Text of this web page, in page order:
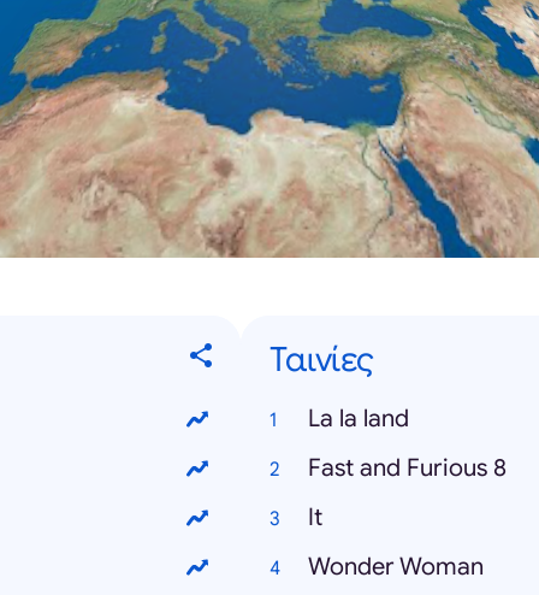
Ταινίες
La la land
Fast and Furious 8
It
Wonder Woman